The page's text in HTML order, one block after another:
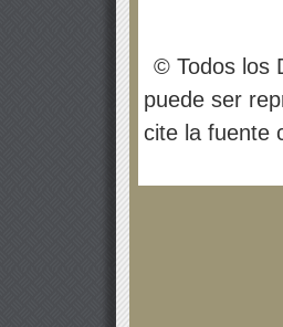
© Todos los
puede ser
cite la fuente